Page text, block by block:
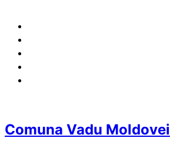
Comuna Vadu Moldovei